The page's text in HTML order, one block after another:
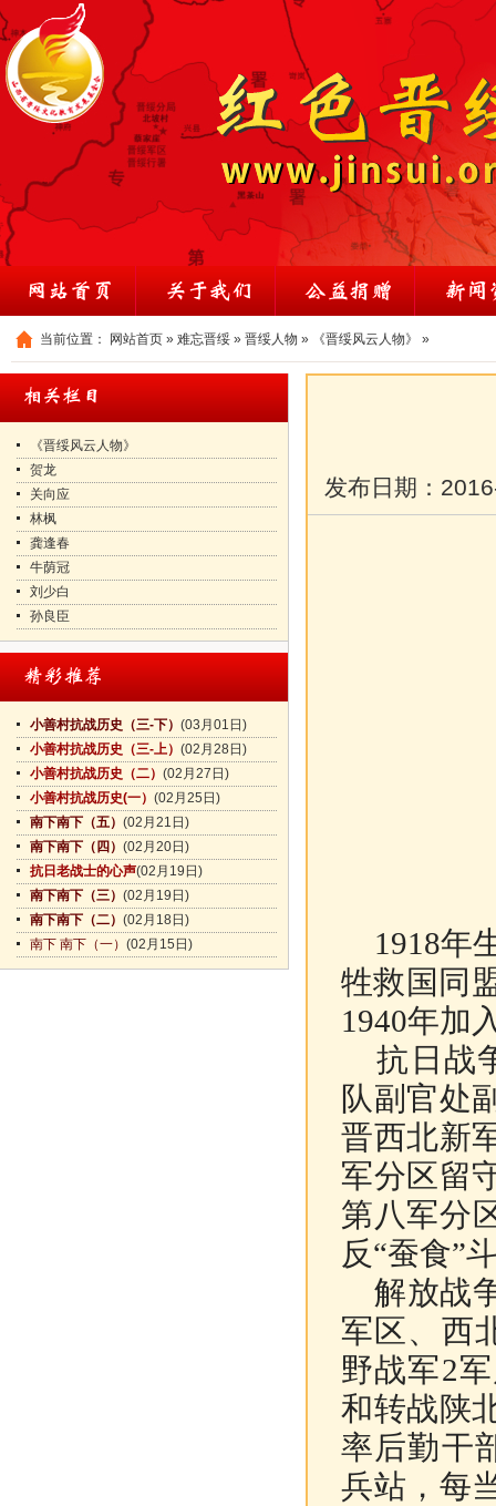
当前位置： 网站首页 » 难忘晋绥 » 晋绥人物 » 《晋绥风云人物》 »
《晋绥风云人物》
贺龙
关向应
林枫
龚逢春
牛荫冠
刘少白
孙良臣
小善村抗战历史（三-下） (03月01日)
小善村抗战历史（三-上） (02月28日)
小善村抗战历史（二） (02月27日)
小善村抗战历史(一） (02月25日)
南下南下（五） (02月21日)
南下南下（四） (02月20日)
抗日老战士的心声(02月19日)
南下南下（三） (02月19日)
南下南下（二） (02月18日)
南下 南下（一） (02月15日)
发布日期：
1918年
牲救国同
1940年加
抗日战
队副官处
晋西北新
军分区留
第八军分
反“蚕食”
解放战
军区、西
野战军2
和转战陕
率后勤干
兵站，每